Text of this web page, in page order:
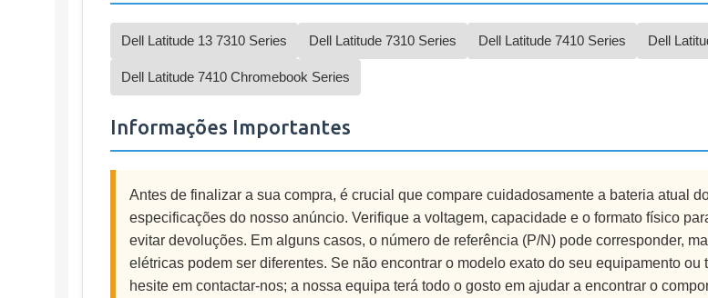
Dell Latitude 13 7310 Series Dell Latitude 7310 Series Dell Latitude 7410 Series Dell
Dell Latitude 7410 Chromebook Series
Informações Importantes
Antes de finalizar a sua compra, é crucial que compare cuidadosamente a bateria atual
especificações do nosso anúncio. Verifique a voltagem, capacidade e o formato físico
evitar devoluções. Em alguns casos, o número de referência (P/N) pode corresponder,
elétricas podem ser diferentes. Se não encontrar o modelo exato do seu equipamento ou
hesite em contactar-nos; a nossa equipa terá todo o gosto em ajudar a encontrar o